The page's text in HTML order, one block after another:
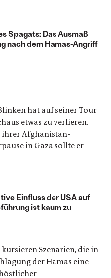
Spagats: Das Ausmaß
nach dem Hamas-Angriff
hat auf seiner Tour
etwas zu verlieren.
ihrer Afghanistan-
in Gaza sollte er
Einfluss der USA auf
ist kaum zu
Szenarien, die in
der Hamas eine